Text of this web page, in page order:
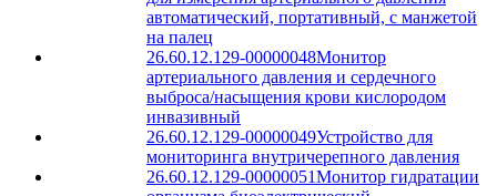
автоматический, портативный, с манжетой
на палец
26.60.12.129-00000048Монитор
артериального давления и сердечного
выброса/насыщения крови кислородом
инвазивный
26.60.12.129-00000049Устройство для
мониторинга внутричерепного давления
26.60.12.129-00000051Монитор гидратации